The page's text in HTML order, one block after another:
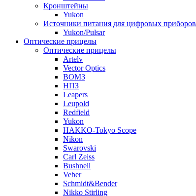
Кронштейны
Yukon
Источники питания для цифровых приборов
Yukon/Pulsar
Оптические прицелы
Оптические прицелы
Artelv
Vector Optics
ВОМЗ
НПЗ
Leapers
Leupold
Redfield
Yukon
HAKKO-Tokyo Scope
Nikon
Swarovski
Carl Zeiss
Bushnell
Veber
Schmidt&Bender
Nikko Stirling